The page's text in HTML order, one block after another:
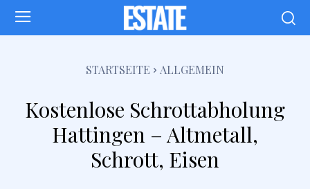
STARTSEITE ALLGEMEIN
Kostenlose Schrottabholung
Hattingen – Altmetall,
Schrott, Eisen